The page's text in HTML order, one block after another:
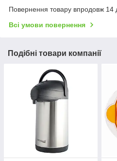
Повернення товару впродовж 14
Всі умови повернення
Подібні товари компанії